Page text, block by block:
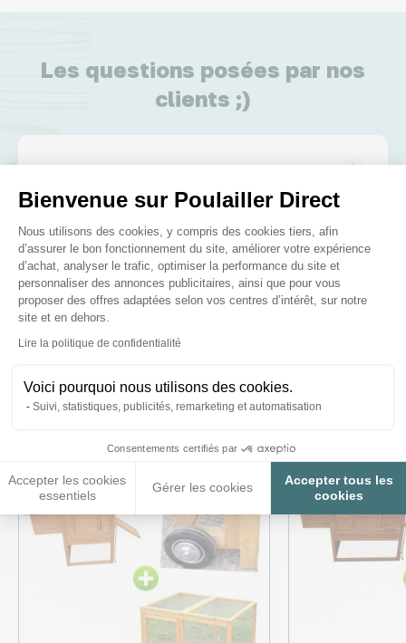
Bienvenue sur Poulailler Direct
Plateforme de Gestion du
Nous utilisons des cookies, y compris des cookies tiers, afin
d’assurer le bon fonctionnement du site, améliorer votre expérience
d’achat, analyser le trafic, optimiser la performance du site et
personnaliser des annonces publicitaires, ainsi que pour vous
proposer des offres adaptées selon vos centres d’intérêt, sur notre
site et en dehors.
Lire la politique de confidentialité
Voici pourquoi nous utilisons des cookies.
Suivi, statistiques, publicités, remarketing et automatisation
Consentements certifiés par
Accepter les cookies
essentiels
Gérer les cookies
Accepter tous les
cookies
Axeptio consent
Les questions posées par nos
clients ;)
Le bois est-il traité ?
Posez-nous vos questions
Ces produits peuvent vous
intéresser